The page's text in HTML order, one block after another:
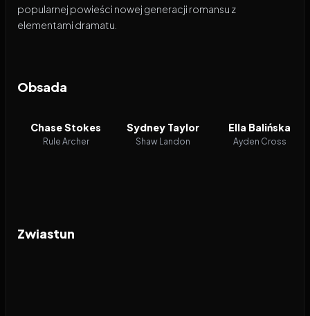
popularnej powieści nowej generacji romansu z
elementami dramatu.
Obsada
Chase Stokes
Rule Archer
Sydney Taylor
Shaw Landon
Ella Balińska
Ayden Cross
Zwiastun